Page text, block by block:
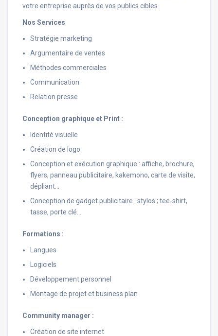
votre entreprise auprès de vos publics cibles.
Nos Services
Stratégie marketing
Argumentaire de ventes
Méthodes commerciales
Communication
Relation presse
Conception graphique et Print :
Identité visuelle
Création de logo
Conception et exécution graphique : affiche, brochure,
flyers, panneau publicitaire, kakemono, carte de visite,
dépliant…
Conception de gadget publicitaire : stylos ; tee-shirt,
tasse, porte clé…
Formations :
Langues
Logiciels
Développement personnel
Montage de projet et business plan
Community manager :
Création de site internet